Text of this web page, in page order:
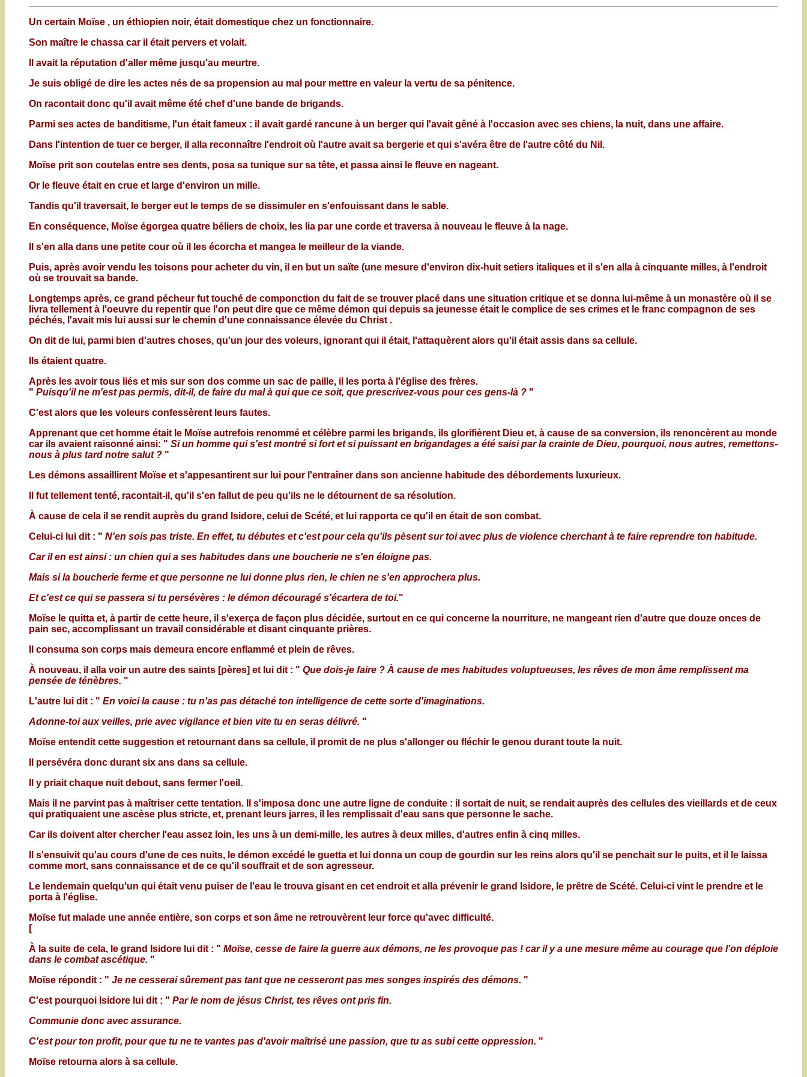
Un certain Moïse , un éthiopien noir, était domestique chez un fonctionnaire.
Son maître le chassa car il était pervers et volait.
Il avait la réputation d'aller même jusqu'au meurtre.
Je suis obligé de dire les actes nés de sa propension au mal pour mettre en valeur la vertu de sa pénitence.
On racontait donc qu'il avait même été chef d'une bande de brigands.
Parmi ses actes de banditisme, l'un était fameux : il avait gardé rancune à un berger qui l'avait gêné à l'occasion avec ses chiens, la nuit, dans une affaire.
Dans l'intention de tuer ce berger, il alla reconnaître l'endroit où l'autre avait sa bergerie et qui s'avéra être de l'autre côté du Nil.
Moïse prit son coutelas entre ses dents, posa sa tunique sur sa tête, et passa ainsi le fleuve en nageant.
Or le fleuve était en crue et large d'environ un mille.
Tandis qu'il traversait, le berger eut le temps de se dissimuler en s'enfouissant dans le sable.
En conséquence, Moïse égorgea quatre béliers de choix, les lia par une corde et traversa à nouveau le fleuve à la nage.
Il s'en alla dans une petite cour où il les écorcha et mangea le meilleur de la viande.
Puis, après avoir vendu les toisons pour acheter du vin, il en but un saïte (une mesure d'environ dix-huit setiers italiques et il s'en alla à cinquante milles, à l'endroit
où se trouvait sa bande.
Longtemps après, ce grand pécheur fut touché de componction du fait de se trouver placé dans une situation critique et se donna lui-même à un monastère où il se
livra tellement à l'oeuvre du repentir que l'on peut dire que ce même démon qui depuis sa jeunesse était le complice de ses crimes et le franc compagnon de ses
péchés, l'avait mis lui aussi sur le chemin d'une connaissance élevée du Christ .
On dit de lui, parmi bien d'autres choses, qu'un jour des voleurs, ignorant qui il était, l'attaquèrent alors qu'il était assis dans sa cellule.
Ils étaient quatre.
Après les avoir tous liés et mis sur son dos comme un sac de paille, il les porta à l'église des frères.
" Puisqu'il ne m'est pas permis, dit-il, de faire du mal à qui que ce soit, que prescrivez-vous pour ces gens-là ? "
C'est alors que les voleurs confessèrent leurs fautes.
Apprenant que cet homme était le Moïse autrefois renommé et célèbre parmi les brigands, ils glorifièrent Dieu et, à cause de sa conversion, ils renoncèrent au monde
car ils avaient raisonné ainsi: " Si un homme qui s'est montré si fort et si puissant en brigandages a été saisi par la crainte de Dieu, pourquoi, nous autres, remettons-
nous à plus tard notre salut ? "
Les démons assaillirent Moïse et s'appesantirent sur lui pour l'entraîner dans son ancienne habitude des débordements luxurieux.
Il fut tellement tenté, racontait-il, qu'il s'en fallut de peu qu'ils ne le détournent de sa résolution.
À cause de cela il se rendit auprès du grand Isidore, celui de Scété, et lui rapporta ce qu'il en était de son combat.
Celui-ci lui dit : " N'en sois pas triste. En effet, tu débutes et c'est pour cela qu'ils pèsent sur toi avec plus de violence cherchant à te faire reprendre ton habitude.
Car il en est ainsi : un chien qui a ses habitudes dans une boucherie ne s'en éloigne pas.
Mais si la boucherie ferme et que personne ne lui donne plus rien, le chien ne s'en approchera plus.
Et c'est ce qui se passera si tu persévères : le démon découragé s'écartera de toi."
Moïse le quitta et, à partir de cette heure, il s'exerça de façon plus décidée, surtout en ce qui concerne la nourriture, ne mangeant rien d'autre que douze onces de
pain sec, accomplissant un travail considérable et disant cinquante prières.
Il consuma son corps mais demeura encore enflammé et plein de rêves.
À nouveau, il alla voir un autre des saints [pères] et lui dit : " Que dois-je faire ? À cause de mes habitudes voluptueuses, les rêves de mon âme remplissent ma
pensée de ténèbres. "
L'autre lui dit : " En voici la cause : tu n'as pas détaché ton intelligence de cette sorte d'imaginations.
Adonne-toi aux veilles, prie avec vigilance et bien vite tu en seras délivré. "
Moïse entendit cette suggestion et retournant dans sa cellule, il promit de ne plus s'allonger ou fléchir le genou durant toute la nuit.
Il persévéra donc durant six ans dans sa cellule.
Il y priait chaque nuit debout, sans fermer l'oeil.
Mais il ne parvint pas à maîtriser cette tentation. Il s'imposa donc une autre ligne de conduite : il sortait de nuit, se rendait auprès des cellules des vieillards et de ceux
qui pratiquaient une ascèse plus stricte, et, prenant leurs jarres, il les remplissait d'eau sans que personne le sache.
Car ils doivent alter chercher l'eau assez loin, les uns à un demi-mille, les autres à deux milles, d'autres enfin à cinq milles.
Il s'ensuivit qu'au cours d'une de ces nuits, le démon excédé le guetta et lui donna un coup de gourdin sur les reins alors qu'il se penchait sur le puits, et il le laissa
comme mort, sans connaissance et de ce qu'il souffrait et de son agresseur.
Le lendemain quelqu'un qui était venu puiser de l'eau le trouva gisant en cet endroit et alla prévenir le grand Isidore, le prêtre de Scété. Celui-ci vint le prendre et le
porta à l'église.
Moïse fut malade une année entière, son corps et son âme ne retrouvèrent leur force qu'avec difficulté.
[
À la suite de cela, le grand Isidore lui dit : " Moïse, cesse de faire la guerre aux démons, ne les provoque pas ! car il y a une mesure même au courage que l'on déploie
dans le combat ascétique. "
Moïse répondit : " Je ne cesserai sûrement pas tant que ne cesseront pas mes songes inspirés des démons. "
C'est pourquoi Isidore lui dit : " Par le nom de jésus Christ, tes rêves ont pris fin.
Communie donc avec assurance.
C'est pour ton profit, pour que tu ne te vantes pas d'avoir maîtrisé une passion, que tu as subi cette oppression. "
Moïse retourna alors à sa cellule.